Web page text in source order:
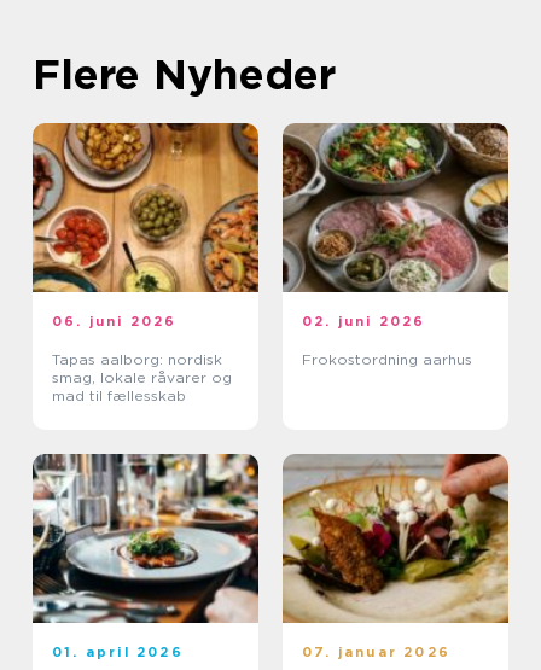
Flere Nyheder
06. juni 2026
Tapas aalborg: nordisk
smag, lokale råvarer og
mad til fællesskab
02. juni 2026
Frokostordning aarhus
01. april 2026 07. januar 2026